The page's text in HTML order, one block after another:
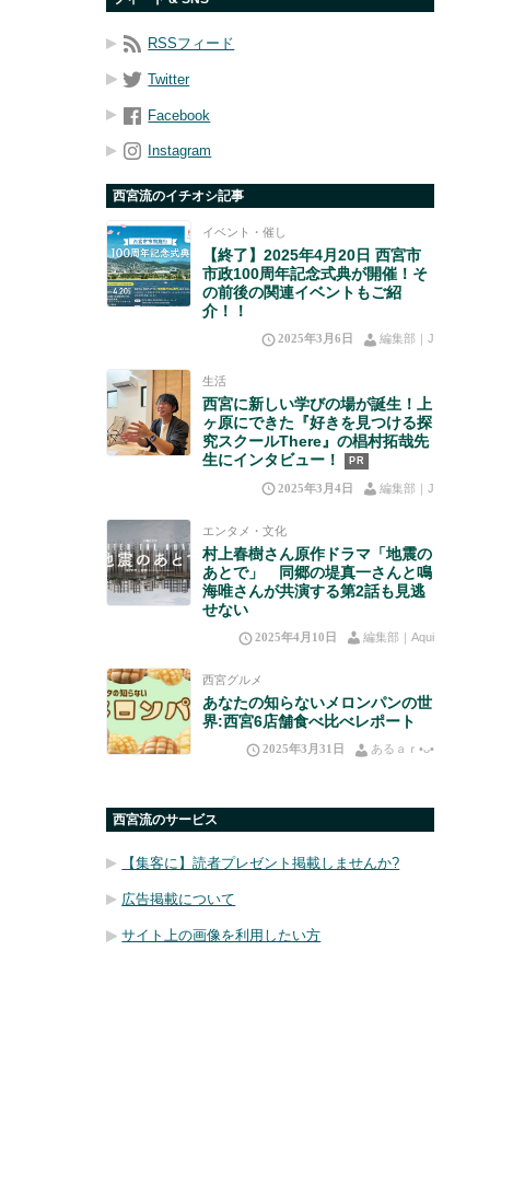
RSSフィード
Twitter
Facebook
Instagram
西宮流のイチオシ記事
イベント・催し
【終了】2025年4月20日 西宮市
市政100周年記念式典が開催！そ
の前後の関連イベントもご紹
介！！
2025年3月6日 編集部｜J
生活
西宮に新しい学びの場が誕生！上
ヶ原にできた『好きを見つける探
究スクールThere』の椙村拓哉先
生にインタビュー！
PR
2025年3月4日 編集部｜J
エンタメ・文化
村上春樹さん原作ドラマ「地震の
あとで」 同郷の堤真一さんと鳴
海唯さんが共演する第2話も見逃
せない
2025年4月10日 編集部｜Aqui
西宮グルメ
あなたの知らないメロンパンの世
界:西宮6店舗食べ比べレポート
2025年3月31日 あるａｒ•⁠ᴗ⁠•⁠
西宮流のサービス
【集客に】読者プレゼント掲載しませんか?
広告掲載について
サイト上の画像を利用したい方